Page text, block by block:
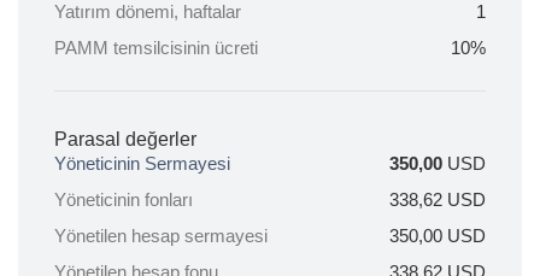
Yatırım dönemi, haftalar
1
PAMM temsilcisinin ücreti
10%
Parasal değerler
Yöneticinin Sermayesi
350,00 USD
Yöneticinin fonları
338,62 USD
Yönetilen hesap sermayesi
350,00 USD
Yönetilen hesap fonu
338,62 USD